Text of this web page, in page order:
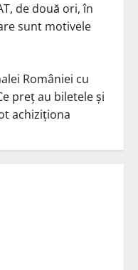
de două ori, în
sunt motivele
României cu
preț au biletele și
achiziționa